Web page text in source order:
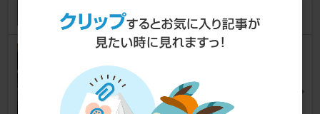
初車検
ヤリス
T☆A yarisさん
0